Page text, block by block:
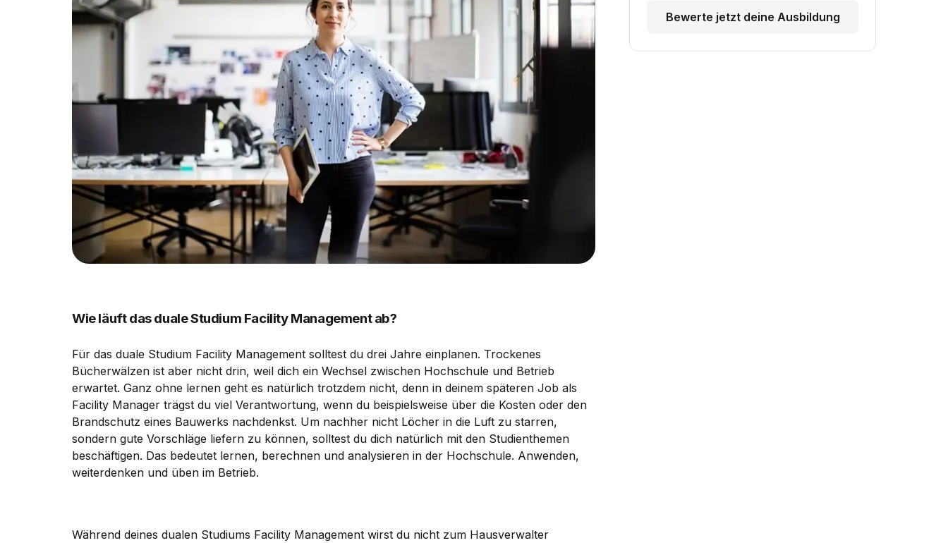
Wie läuft das duale Studium Facility Management ab?
Für das duale Studium Facility Management solltest du drei Jahre einplanen. Trockenes
Bücherwälzen ist aber nicht drin, weil dich ein Wechsel zwischen Hochschule und Betrieb
erwartet. Ganz ohne lernen geht es natürlich trotzdem nicht, denn in deinem späteren Job als
Facility Manager trägst du viel Verantwortung, wenn du beispielsweise über die Kosten oder den
Brandschutz eines Bauwerks nachdenkst. Um nachher nicht Löcher in die Luft zu starren,
sondern gute Vorschläge liefern zu können, solltest du dich natürlich mit den Studienthemen
beschäftigen. Das bedeutet lernen, berechnen und analysieren in der Hochschule. Anwenden,
weiterdenken und üben im Betrieb.
Während deines dualen Studiums Facility Management wirst du nicht zum Hausverwalter
Bewerte jetzt deine Ausbildung